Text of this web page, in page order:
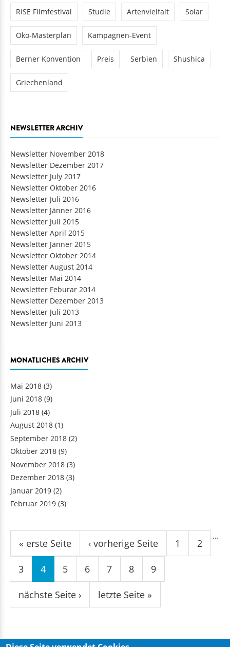
RISE Filmfestival Studie Artenvielfalt Solar
Öko-Masterplan Kampagnen-Event
Berner Konvention Preis Serbien Shushica
Griechenland
NEWSLETTER ARCHIV
Newsletter November 2018
Newsletter Dezember 2017
Newsletter July 2017
Newsletter Oktober 2016
Newsletter Juli 2016
Newsletter Jänner 2016
Newsletter Juli 2015
Newsletter April 2015
Newsletter Jänner 2015
Newsletter Oktober 2014
Newsletter August 2014
Newsletter Mai 2014
Newsletter Feburar 2014
Newsletter Dezember 2013
Newsletter Juli 2013
Newsletter Juni 2013
MONATLICHES ARCHIV
Mai 2018 (3)
Juni 2018 (9)
Juli 2018 (4)
August 2018 (1)
September 2018 (2)
Oktober 2018 (9)
November 2018 (3)
Dezember 2018 (3)
Januar 2019 (2)
Februar 2019 (3)
Seiten
« erste Seite ‹ vorherige Seite 1 2
3 4 5 6 7 8 9
…
nächste Seite › letzte Seite »